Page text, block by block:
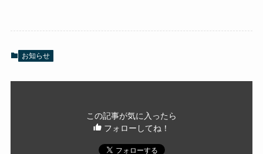
お知らせ
この記事が気に入ったら
フォローしてね！